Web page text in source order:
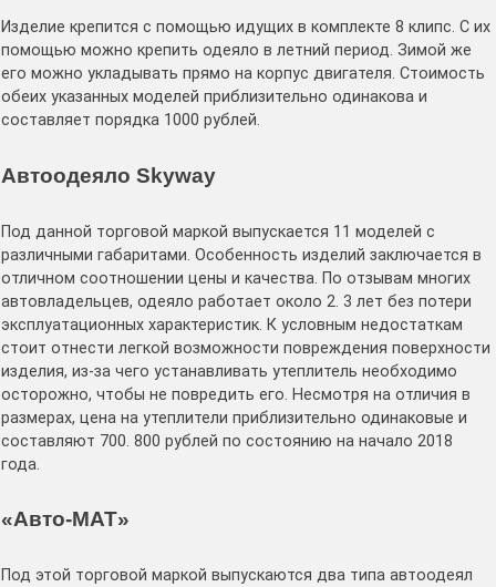
Изделие крепится с помощью идущих в комплекте 8 клипс. С их
помощью можно крепить одеяло в летний период. Зимой же
его можно укладывать прямо на корпус двигателя. Стоимость
обеих указанных моделей приблизительно одинакова и
составляет порядка 1000 рублей.
Автоодеяло Skyway
Под данной торговой маркой выпускается 11 моделей с
различными габаритами. Особенность изделий заключается в
отличном соотношении цены и качества. По отзывам многих
автовладельцев, одеяло работает около 2. 3 лет без потери
эксплуатационных характеристик. К условным недостаткам
стоит отнести легкой возможности повреждения поверхности
изделия, из-за чего устанавливать утеплитель необходимо
осторожно, чтобы не повредить его. Несмотря на отличия в
размерах, цена на утеплители приблизительно одинаковые и
составляют 700. 800 рублей по состоянию на начало 2018
года.
«Авто-МАТ»
Под этой торговой маркой выпускаются два типа автоодеял